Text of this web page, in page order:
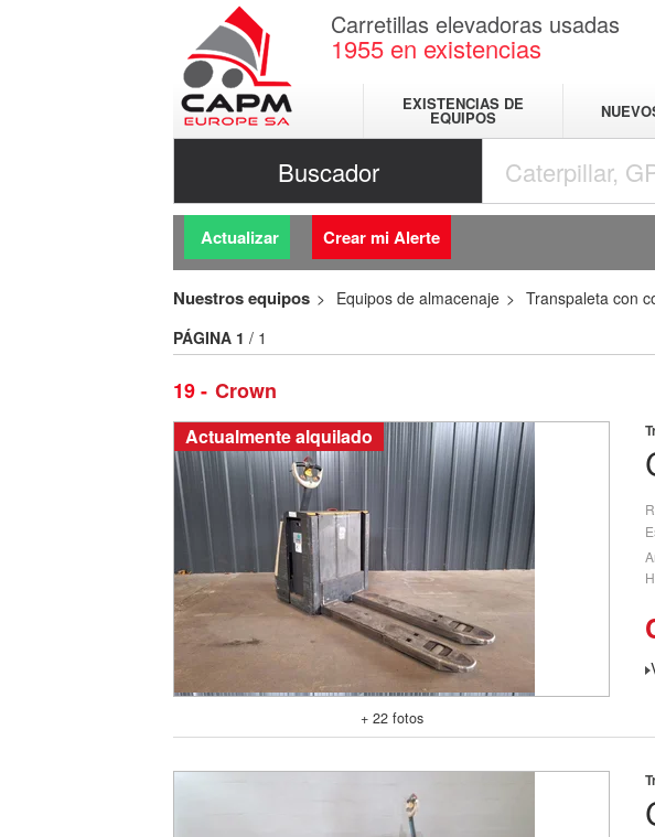
Carretillas elevadoras usadas
1955 en existencias
EXISTENCIAS DE
EQUIPOS
Buscador
Actualizar Crear mi Alerte
Nuestros equipos Equipos de almacenaje Transpaleta con
19 Crown
PÁGINA 1 / 1
Actualmente alquilado
+ 22 fotos